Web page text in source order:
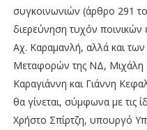
συγκοινωνιών (άρθρο 291
διερεύνηση τυχόν
Αχ. Καραμανλή, αλλά και
Μεταφορών της ΝΔ,
Καραγιάννη και Γιάννη
θα γίνεται, σύμφωνα με τις
Χρήστο Σπίρτζη, υπουργό